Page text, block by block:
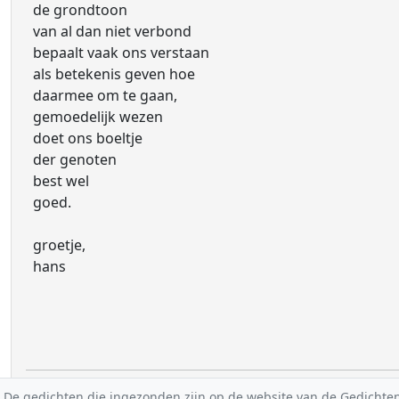
de grondtoon
van al dan niet verbond
bepaalt vaak ons verstaan
als betekenis geven hoe
daarmee om te gaan,
gemoedelijk wezen
doet ons boeltje
der genoten
best wel
goed.
groetje,
hans